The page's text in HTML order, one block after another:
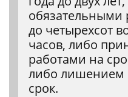
обязательными
до четырехсот
часов, либо
работами на
либо лишением
срок.